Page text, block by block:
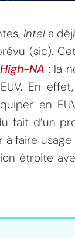
Intela
(sic).
High-NA : la
En
en
fait d’un
faire
étroite